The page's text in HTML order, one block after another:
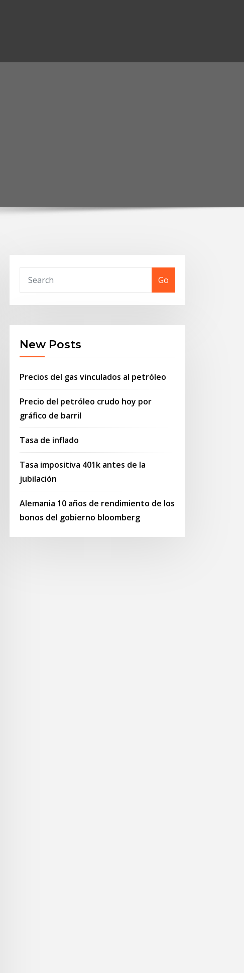
Go
New Posts
Precios del gas vinculados al petróleo
Precio del petróleo crudo hoy por
gráfico de barril
Tasa de inflado
Tasa impositiva 401k antes de la
jubilación
Alemania 10 años de rendimiento de los
bonos del gobierno bloomberg